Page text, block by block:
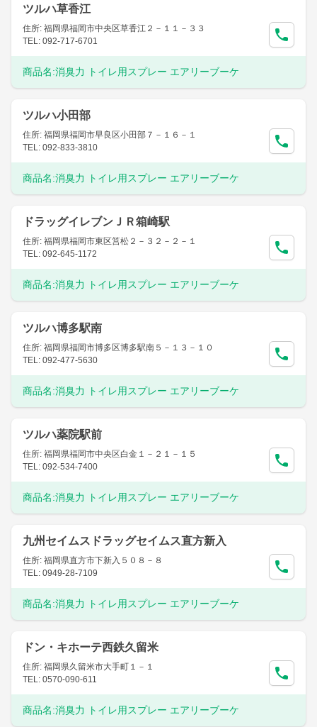
ツルハ草香江
住所: 福岡県福岡市中央区草香江２－１１－３３
TEL: 092-717-6701
商品名:消臭力 トイレ用スプレー エアリーブーケ
ツルハ小田部
住所: 福岡県福岡市早良区小田部７－１６－１
TEL: 092-833-3810
商品名:消臭力 トイレ用スプレー エアリーブーケ
ドラッグイレブンＪＲ箱崎駅
住所: 福岡県福岡市東区筥松２－３２－２－１
TEL: 092-645-1172
商品名:消臭力 トイレ用スプレー エアリーブーケ
ツルハ博多駅南
住所: 福岡県福岡市博多区博多駅南５－１３－１０
TEL: 092-477-5630
商品名:消臭力 トイレ用スプレー エアリーブーケ
ツルハ薬院駅前
住所: 福岡県福岡市中央区白金１－２１－１５
TEL: 092-534-7400
商品名:消臭力 トイレ用スプレー エアリーブーケ
九州セイムスドラッグセイムス直方新入
住所: 福岡県直方市下新入５０８－８
TEL: 0949-28-7109
商品名:消臭力 トイレ用スプレー エアリーブーケ
ドン・キホーテ西鉄久留米
住所: 福岡県久留米市大手町１－１
TEL: 0570-090-611
商品名:消臭力 トイレ用スプレー エアリーブーケ